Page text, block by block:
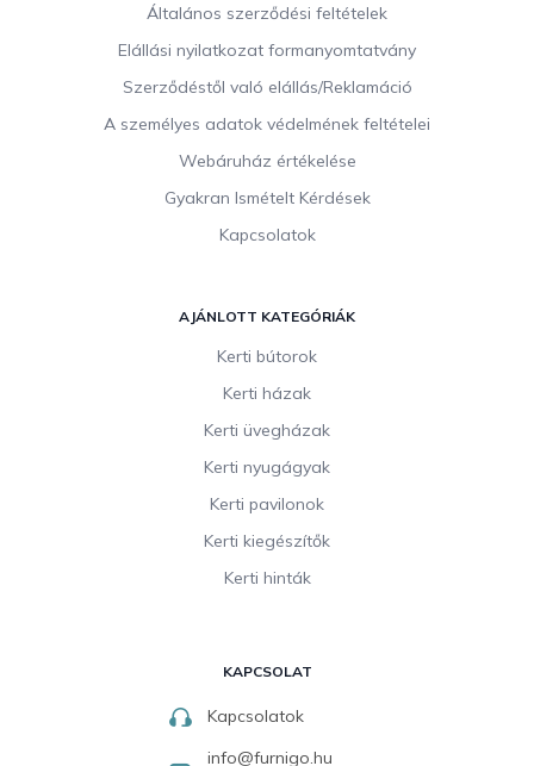
Általános szerződési feltételek
Elállási nyilatkozat formanyomtatvány
Szerződéstől való elállás/Reklamáció
A személyes adatok védelmének feltételei
Webáruház értékelése
Gyakran Ismételt Kérdések
Kapcsolatok
AJÁNLOTT KATEGÓRIÁK
Kerti bútorok
Kerti házak
Kerti üvegházak
Kerti nyugágyak
Kerti pavilonok
Kerti kiegészítők
Kerti hinták
KAPCSOLAT
Kapcsolatok
info@furnigo.hu